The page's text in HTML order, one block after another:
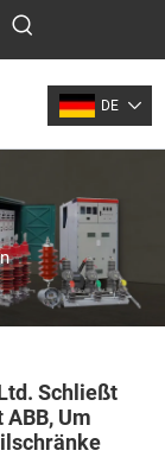
DE
Schließt
Um